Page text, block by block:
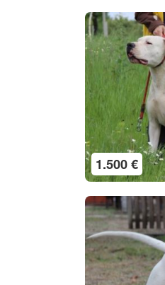
1.500 €